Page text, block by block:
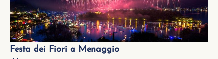
Festa dei Fiori a Menaggio